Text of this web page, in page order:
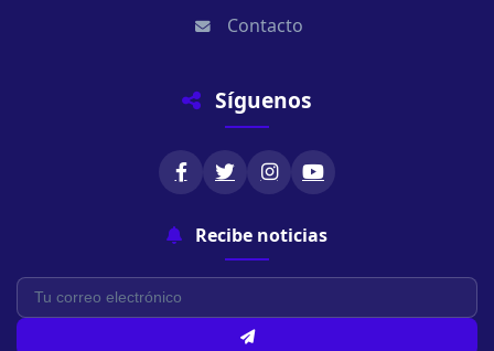
Contacto
Síguenos
Recibe noticias